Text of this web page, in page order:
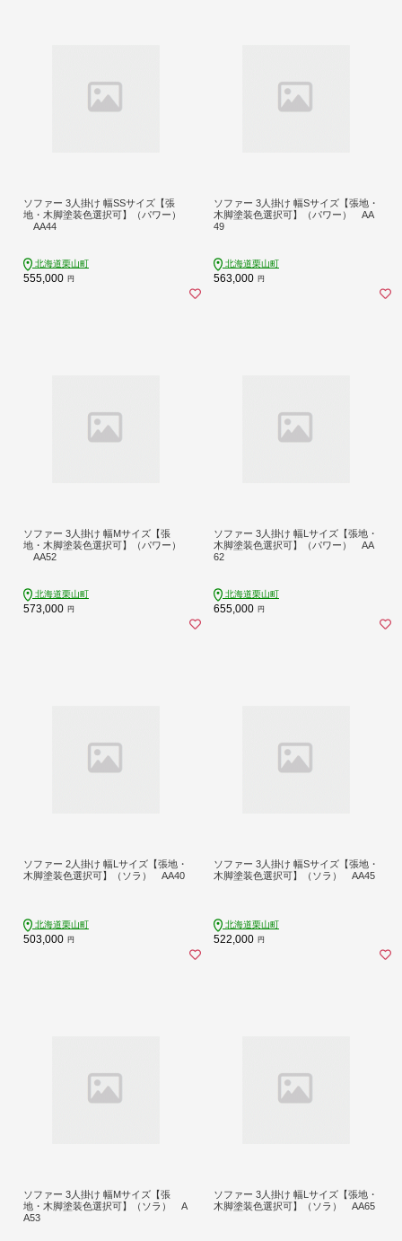
ソファー 3人掛け 幅SSサイズ【張
地・木脚塗装色選択可】（パワー）
AA44
北海道栗山町
555,000 円
ソファー 3人掛け 幅Sサイズ【張地・
木脚塗装色選択可】（パワー） AA
49
北海道栗山町
563,000 円
ソファー 3人掛け 幅Mサイズ【張
地・木脚塗装色選択可】（パワー）
AA52
北海道栗山町
573,000 円
ソファー 3人掛け 幅Lサイズ【張地・
木脚塗装色選択可】（パワー） AA
62
北海道栗山町
655,000 円
ソファー 2人掛け 幅Lサイズ【張地・
木脚塗装色選択可】（ソラ） AA40
北海道栗山町
503,000 円
ソファー 3人掛け 幅Sサイズ【張地・
木脚塗装色選択可】（ソラ） AA45
北海道栗山町
522,000 円
ソファー 3人掛け 幅Mサイズ【張
地・木脚塗装色選択可】（ソラ） A
A53
ソファー 3人掛け 幅Lサイズ【張地・
木脚塗装色選択可】（ソラ） AA65